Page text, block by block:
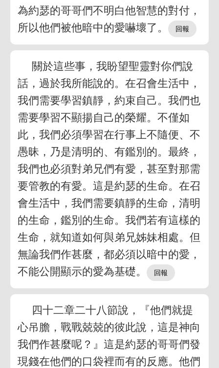
為約瑟的哥哥們不明白他智慧的對付，
所以他們被他暗中的愛嚇壞了。
關於這些事，我盼望聖靈對你們說
話，過於我所能說的。在召會生活中，
我們需要學習鎮靜，約束自己。我們也
需要學習不顯揚自己的榮耀。不僅如
此，我們必須學習在行事上不隨便、不
愚昧，乃是清明的、有鑑別的。最終，
我們也必須對弟兄們有愛，甚至對那需
要管教的有愛。這是約瑟的生命。在召
會生活中，我們需要鎮靜的生命，清明
的生命，鑑別的生命。我們若有這樣的
生命，就知道如何與弟兄姊妹相處。但
無論我們作甚麼，都必須以暗中的愛，
不能公開顯示的愛為基礎。
四十二章二十八節說，『他們就提
心吊膽，戰戰兢兢的彼此說，這是神向
我們作甚麼呢？』這是約瑟的哥哥們發
現錢在他們的口袋裡而有的反應。他們